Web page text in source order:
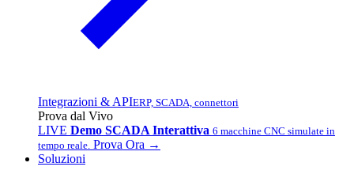
Integrazioni & APIERP, SCADA, connettori
Prova dal Vivo
LIVE Demo SCADA Interattiva 6 macchine CNC simulate in
tempo reale. Prova Ora →
Soluzioni